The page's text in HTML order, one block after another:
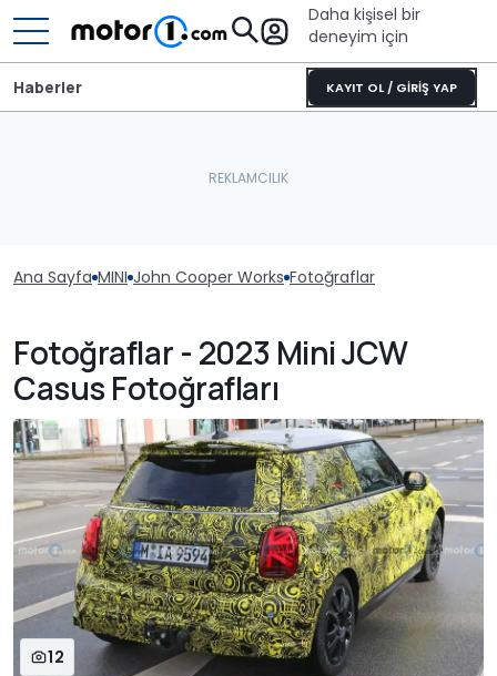
Daha kişisel bir
deneyim için
KAYIT OL / GİRİŞ YAP
Haberler
Ana Sayfa MINI John Cooper Works Fotoğraflar
Fotoğraflar - 2023 Mini JCW
Casus Fotoğrafları
12